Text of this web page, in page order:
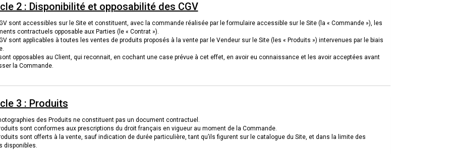
CREATE AN ACCOUNT
2 : Disponibilité et opposabilité des CGV
sont accessibles sur le Site et constituent, avec la commande réalisée par le formulaire accessible sur le Site (la « Commande »), les
contractuels opposable aux Parties (le « Contrat »).
sont applicables à toutes les ventes de produits proposés à la vente par le Vendeur sur le Site (les « Produits ») intervenues par le biais
opposables au Client, qui reconnait, en cochant une case prévue à cet effet, en avoir eu connaissance et les avoir acceptées avant
la Commande.
3 : Produits
des Produits ne constituent pas un document contractuel.
sont conformes aux prescriptions du droit français en vigueur au moment de la Commande.
sont offerts à la vente, sauf indication de durée particulière, tant qu’ils figurent sur le catalogue du Site, et dans la limite des
disponibles.